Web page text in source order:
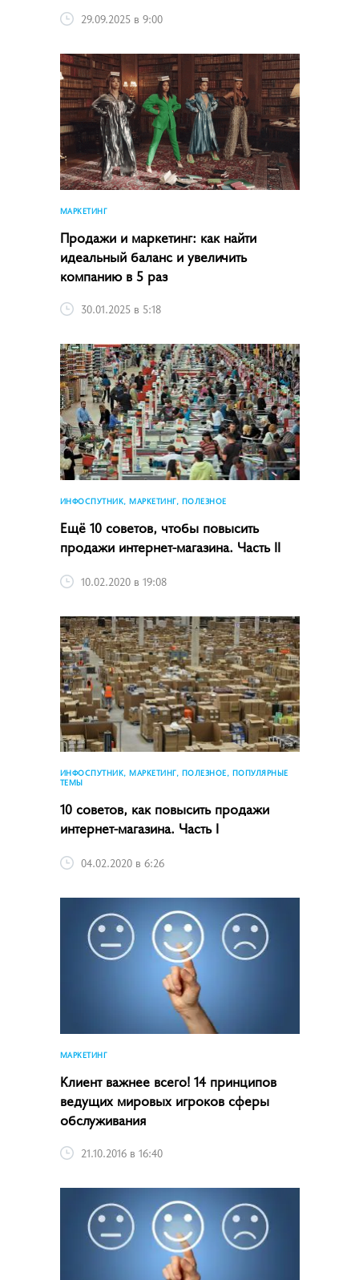
29.09.2025 в 9:00
МАРКЕТИНГ
Продажи и маркетинг: как найти
идеальный баланс и увеличить
компанию в 5 раз
30.01.2025 в 5:18
ИНФОСПУТНИК, МАРКЕТИНГ, ПОЛЕЗНОЕ
Ещё 10 советов, чтобы повысить
продажи интернет-магазина. Часть II
10.02.2020 в 19:08
ИНФОСПУТНИК, МАРКЕТИНГ, ПОЛЕЗНОЕ, ПОПУЛЯРНЫЕ
ТЕМЫ
10 советов, как повысить продажи
интернет-магазина. Часть I
04.02.2020 в 6:26
МАРКЕТИНГ
Клиент важнее всего! 14 принципов
ведущих мировых игроков сферы
обслуживания
21.10.2016 в 16:40